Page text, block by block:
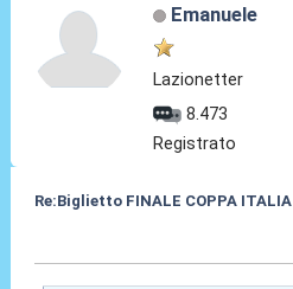
Emanuele
Lazionetter
8.473
Registrato
Re:Biglietto FINALE COPPA ITALIA